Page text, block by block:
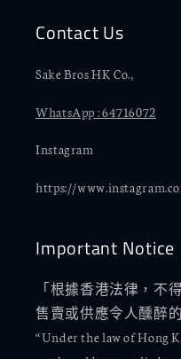
Contact Us
Sake Bros HK Co.,
WhatsApp : 64716072
Instagram
https://
Important Notice
「根據香港法律，不
售賣或供應令人醺醉的
“Under the law of Hong